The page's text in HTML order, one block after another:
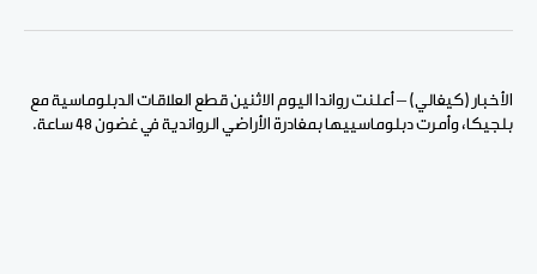
الفيسبوكPinterest
لينكد WhatsApp
الإيميل
الأخبار (كيغالي) – أعلنت رواندا اليوم الاثنين قطع العلاقات الدبلوماسية مع
بلجيكا، وأمرت دبلوماسييها بمغادرة الأراضي الرواندية في غضون 48 ساعة.